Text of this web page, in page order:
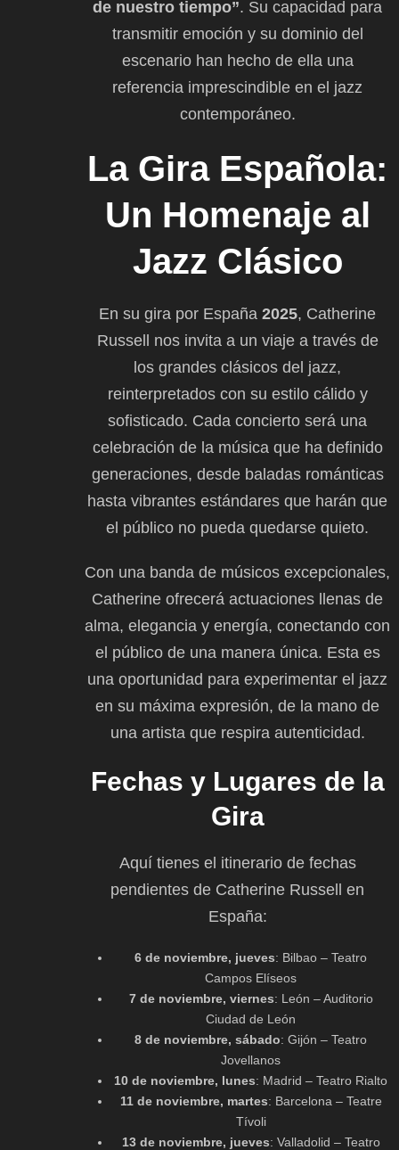
de nuestro tiempo”. Su capacidad para
transmitir emoción y su dominio del
escenario han hecho de ella una
referencia imprescindible en el jazz
contemporáneo.
La Gira Española:
Un Homenaje al
Jazz Clásico
En su gira por España 2025, Catherine
Russell nos invita a un viaje a través de
los grandes clásicos del jazz,
reinterpretados con su estilo cálido y
sofisticado. Cada concierto será una
celebración de la música que ha definido
generaciones, desde baladas románticas
hasta vibrantes estándares que harán que
el público no pueda quedarse quieto.
Con una banda de músicos excepcionales,
Catherine ofrecerá actuaciones llenas de
alma, elegancia y energía, conectando con
el público de una manera única. Esta es
una oportunidad para experimentar el jazz
en su máxima expresión, de la mano de
una artista que respira autenticidad.
Fechas y Lugares de la
Gira
Aquí tienes el itinerario de fechas
pendientes de Catherine Russell en
España:
6 de noviembre, jueves: Bilbao – Teatro
Campos Elíseos
7 de noviembre, viernes: León – Auditorio
Ciudad de León
8 de noviembre, sábado: Gijón – Teatro
Jovellanos
10 de noviembre, lunes: Madrid – Teatro Rialto
11 de noviembre, martes: Barcelona – Teatre
Tívoli
13 de noviembre, jueves: Valladolid – Teatro